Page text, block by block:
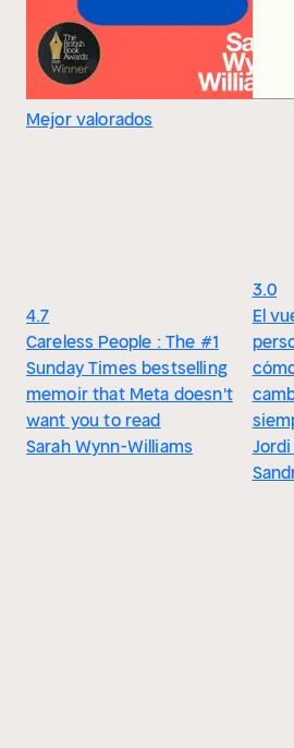
Mejor valorados
4.7
Careless People : The #1
Sunday Times bestselling
memoir that Meta doesn't
want you to read
Sarah Wynn-Williams
3.0
El